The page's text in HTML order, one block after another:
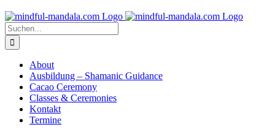
Zum
Inhalt
springen
Suche
nach:
About
Ausbildung – Shamanic Guidance
Cacao Ceremony
Classes & Ceremonies
Kontakt
Termine